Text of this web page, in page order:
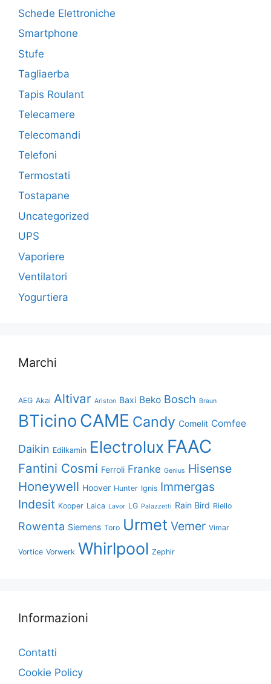
Schede Elettroniche
Smartphone
Stufe
Tagliaerba
Tapis Roulant
Telecamere
Telecomandi
Telefoni
Termostati
Tostapane
Uncategorized
UPS
Vaporiere
Ventilatori
Yogurtiera
Marchi
AEG Akai Altivar Ariston Baxi Beko Bosch Braun
BTicino CAME Candy Comelit Comfee
Daikin Edilkamin Electrolux FAAC
Fantini Cosmi Ferroli Franke Genius Hisense
Honeywell Hoover Hunter Ignis Immergas
Indesit Kooper Laica Lavor LG Palazzetti Rain Bird Riello
Rowenta Siemens Toro Urmet Vemer Vimar
Vortice Vorwerk Whirlpool Zephir
Informazioni
Contatti
Cookie Policy